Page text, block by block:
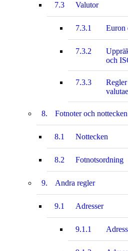
7.3 Valutor
7.3.1 Euron
7.3.2
och
7.3.3
8. Fotnoter och nottecken
8.1 Nottecken
8.2 Fotnotsordning
9. Andra regler
9.1 Adresser
9.1.1